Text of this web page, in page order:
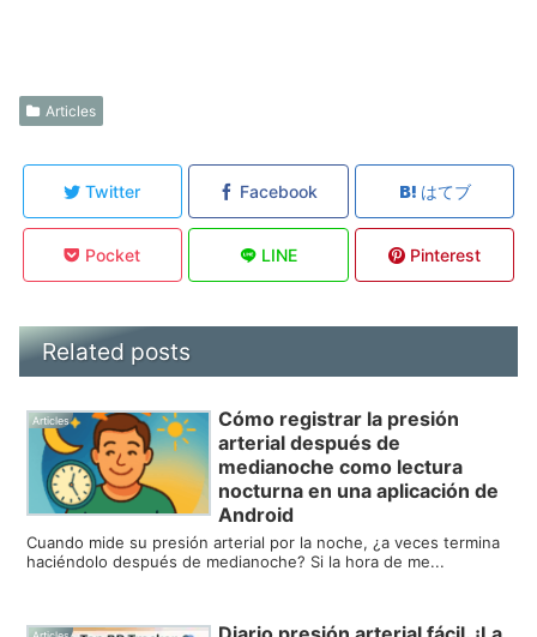
Articles
Twitter Facebook はてブ
Pocket LINE Pinterest
Related posts
Articles
Cómo registrar la presión
arterial después de
medianoche como lectura
nocturna en una aplicación de
Android
Cuando mide su presión arterial por la noche, ¿a veces termina
haciéndolo después de medianoche? Si la hora de me...